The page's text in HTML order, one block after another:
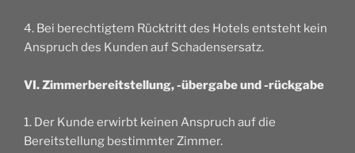
4. Bei berechtigtem Rücktritt des Hotels entsteht kein
Anspruch des Kunden auf Schadensersatz.
VI. Zimmerbereitstellung, -übergabe und -rückgabe
1. Der Kunde erwirbt keinen Anspruch auf die
Bereitstellung bestimmter Zimmer.